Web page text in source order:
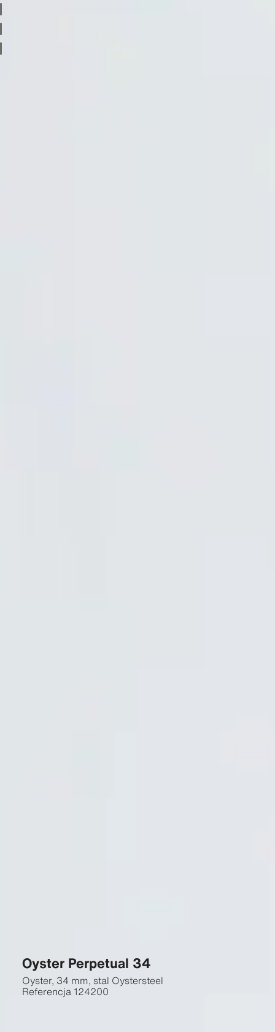
Oyster Perpetual 34
Oyster, 34 mm, stal Oystersteel
Referencja124200